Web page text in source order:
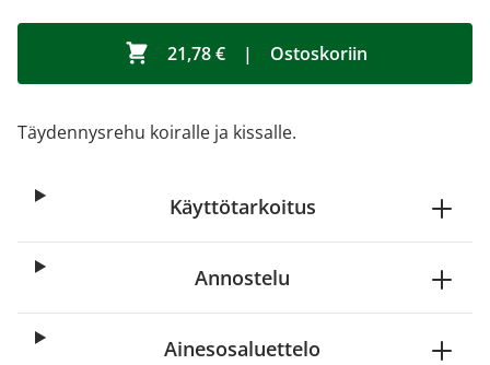
21,78 € | Ostoskoriin
Täydennysrehu koiralle ja kissalle.
Käyttötarkoitus
Annostelu
Ainesosaluettelo